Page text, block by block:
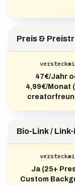
Preis &
47€/Jahr
4,99€/Monat
Bio-Link /
Ja (25+
Custom